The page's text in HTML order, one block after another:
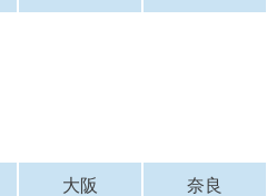
大阪 奈良